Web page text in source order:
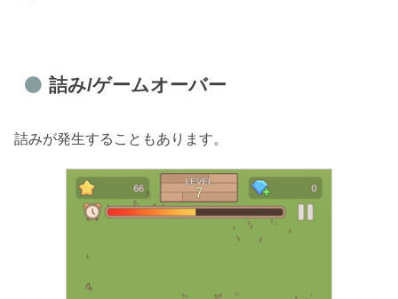
詰み/ゲームオーバー
詰みが発生することもあります。